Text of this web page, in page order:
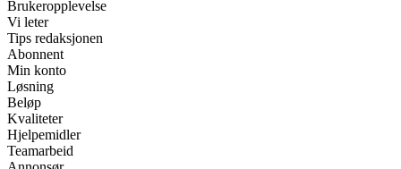
Brukeropplevelse
Vi leter
Tips redaksjonen
Abonnent
Min konto
Løsning
Beløp
Kvaliteter
Hjelpemidler
Teamarbeid